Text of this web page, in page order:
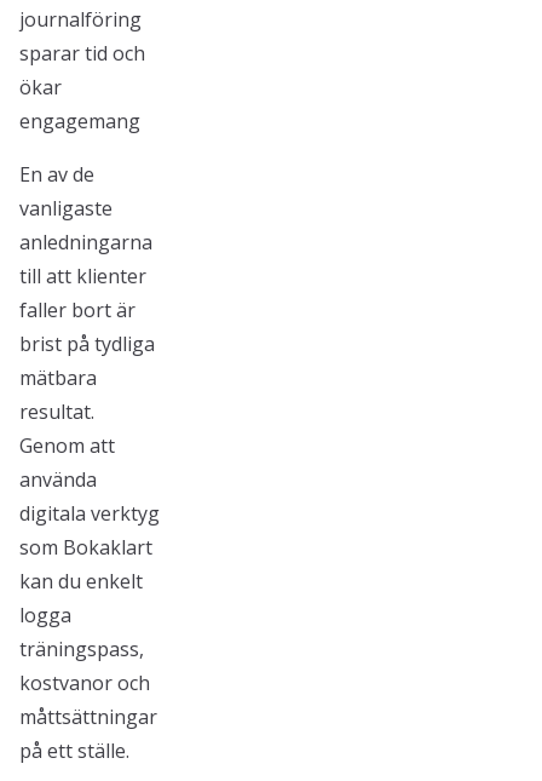
journalföring
sparar tid och
ökar
engagemang
En av de
vanligaste
anledningarna
till att klienter
faller bort är
brist på tydliga
mätbara
resultat.
Genom att
använda
digitala verktyg
som Bokaklart
kan du enkelt
logga
träningspass,
kostvanor och
måttsättningar
på ett ställe.